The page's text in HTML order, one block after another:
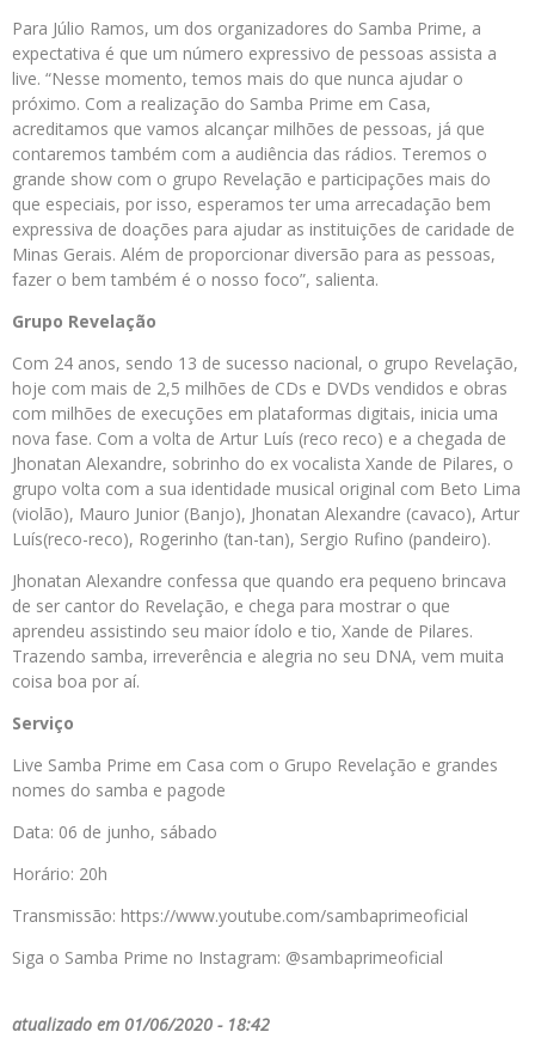
Para Júlio Ramos, um dos organizadores do Samba Prime, a
expectativa é que um número expressivo de pessoas assista a
live. “Nesse momento, temos mais do que nunca ajudar o
próximo. Com a realização do Samba Prime em Casa,
acreditamos que vamos alcançar milhões de pessoas, já que
contaremos também com a audiência das rádios. Teremos o
grande show com o grupo Revelação e participações mais do
que especiais, por isso, esperamos ter uma arrecadação bem
expressiva de doações para ajudar as instituições de caridade de
Minas Gerais. Além de proporcionar diversão para as pessoas,
fazer o bem também é o nosso foco”, salienta.
Grupo Revelação
Com 24 anos, sendo 13 de sucesso nacional, o grupo Revelação,
hoje com mais de 2,5 milhões de CDs e DVDs vendidos e obras
com milhões de execuções em plataformas digitais, inicia uma
nova fase. Com a volta de Artur Luís (reco reco) e a chegada de
Jhonatan Alexandre, sobrinho do ex vocalista Xande de Pilares, o
grupo volta com a sua identidade musical original com Beto Lima
(violão), Mauro Junior (Banjo), Jhonatan Alexandre (cavaco), Artur
Luís(reco-reco), Rogerinho (tan-tan), Sergio Rufino (pandeiro).
Jhonatan Alexandre confessa que quando era pequeno brincava
de ser cantor do Revelação, e chega para mostrar o que
aprendeu assistindo seu maior ídolo e tio, Xande de Pilares.
Trazendo samba, irreverência e alegria no seu DNA, vem muita
coisa boa por aí.
Serviço
Live Samba Prime em Casa com o Grupo Revelação e grandes
nomes do samba e pagode
Data: 06 de junho, sábado
Horário: 20h
Transmissão: https://www.youtube.com/sambaprimeoficial
Siga o Samba Prime no Instagram: @sambaprimeoficial
atualizado em 01/06/2020 - 18:42